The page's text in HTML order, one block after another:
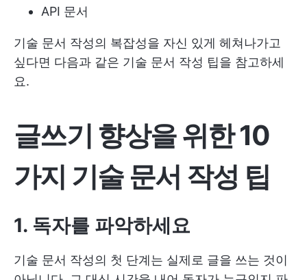
API 문서
기술 문서 작성의 복잡성을 자신 있게 헤쳐나가고
싶다면 다음과 같은 기술 문서 작성 팁을 참고하세
요.
글쓰기 향상을 위한 10
가지 기술 문서 작성 팁
1. 독자를 파악하세요
기술 문서 작성의 첫 단계는 실제로 글을 쓰는 것이